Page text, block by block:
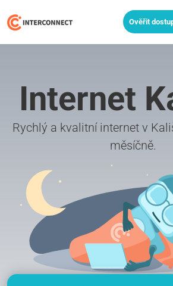
Ověřit
Internet
Rychlý a kvalitní internet v
měsíčně.